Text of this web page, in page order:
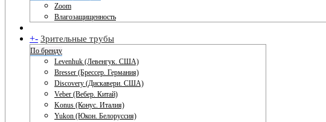
Zoom
Влагозащищенность
+- Зрительные трубы
По бренду
Levenhuk (Левенгук. США)
Bresser (Брессер. Германия)
Discovery (Дискавери. США)
Veber (Вебер. Китай)
Konus (Конус. Италия)
Yukon (Юкон. Белоруссия)